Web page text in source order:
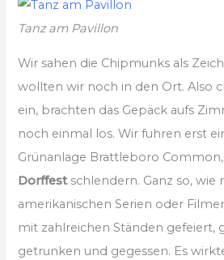
Tanz am Pavillon
Wir sahen die Chipmunks als
wollten wir noch in den Ort. Also
ein, brachten das Gepäck aufs
noch einmal los. Wir fuhren erst
Grünanlage Brattleboro
Dorffest schlendern. Ganz so, wie
amerikanischen Serien oder
mit zahlreichen Ständen gefeiert,
getrunken und gegessen. Es